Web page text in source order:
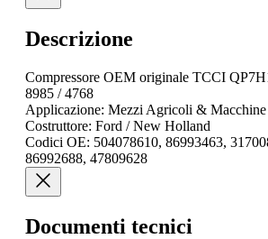
Descrizione
Compressore OEM originale TCCI
8985 / 4768
Applicazione: Mezzi Agricoli &
Costruttore: Ford / New Holland
Codici OE: 504078610, 86993463,
86992688, 47809628
Documenti tecnici